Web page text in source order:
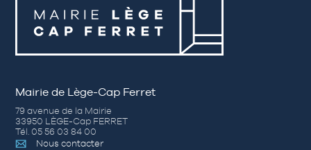
Mairie de Lège-Cap Ferret
79 avenue de la Mairie
33950 LÈGE-Cap FERRET
Tél. 05 56 03 84 00
Nous contacter